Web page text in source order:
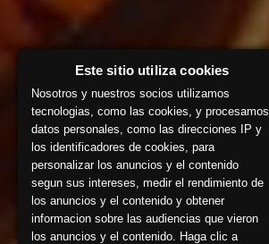
Este sitio utiliza cookies
Nosotros y nuestros socios utilizamos
tecnologias, como las cookies, y procesamos
datos personales, como las direcciones IP y
los identificadores de cookies, para
personalizar los anuncios y el contenido
segun sus intereses, medir el rendimiento de
los anuncios y el contenido y obtener
informacion sobre las audiencias que vieron
los anuncios y el contenido. Haga clic a